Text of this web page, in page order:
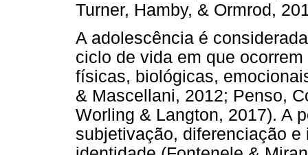
Turner, Hamby, & Ormrod,
A adolescência é
ciclo de vida em que
físicas, biológicas,
& Mascellani, 2012; Penso,
Worling & Langton, 2017). A
subjetivação, diferenciação